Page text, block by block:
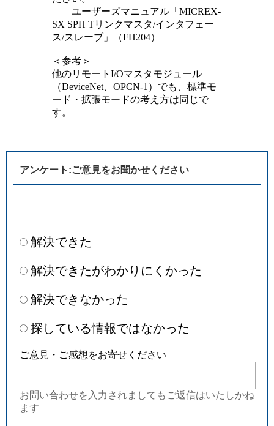
ユーザーズマニュアル「MICREX-
SX SPH Tリンクマスタ/インタフェー
ス/スレーブ」（FH204）
＜参考＞
他のリモートI/Oマスタモジュール
（DeviceNet、OPCN-1）でも、標準モ
ード・拡張モードの考え方は同じで
す。
アンケート:ご意見をお聞かせください
解決できた
解決できたがわかりにくかった
解決できなかった
探している情報ではなかった
ご意見・ご感想をお寄せください
お問い合わせを入力されましてもご返信はいたしかね
ます